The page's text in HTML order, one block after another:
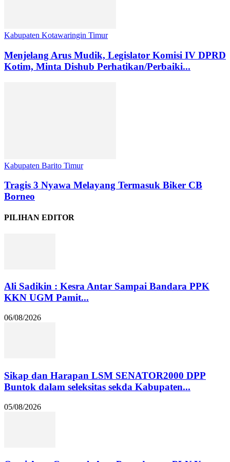
Kabupaten Kotawaringin Timur
Menjelang Arus Mudik, Legislator Komisi IV DPRD
Kotim, Minta Dishub Perhatikan/Perbaiki...
Kabupaten Barito Timur
Tragis 3 Nyawa Melayang Termasuk Biker CB
Borneo
PILIHAN EDITOR
Ali Sadikin : Kesra Antar Sampai Bandara PPK
KKN UGM Pamit...
06/08/2026
Sikap dan Harapan LSM SENATOR2000 DPP
Buntok dalam seleksitas sekda Kabupaten...
05/08/2026